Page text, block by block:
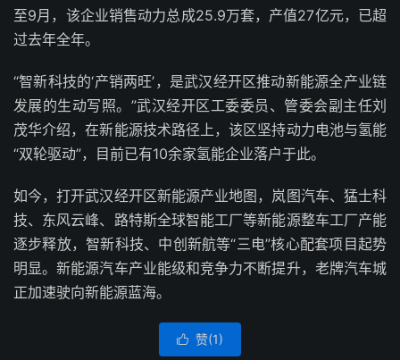
至9月，该企业销售动力总成25.9万套，产值27亿元，已超
过去年全年。
“智新科技的‘产销两旺’，是武汉经开区推动新能源全产业链
发展的生动写照。”武汉经开区工委委员、管委会副主任刘
茂华介绍，在新能源技术路径上，该区坚持动力电池与氢能
“双轮驱动”，目前已有10余家氢能企业落户于此。
如今，打开武汉经开区新能源产业地图，岚图汽车、猛士科
技、东风云峰、路特斯全球智能工厂等新能源整车工厂产能
逐步释放，智新科技、中创新航等“三电”核心配套项目起势
明显。新能源汽车产业能级和竞争力不断提升，老牌汽车城
正加速驶向新能源蓝海。
 赞(1)